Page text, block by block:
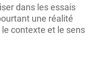
dans les essais
une réalité
contexte et le sens